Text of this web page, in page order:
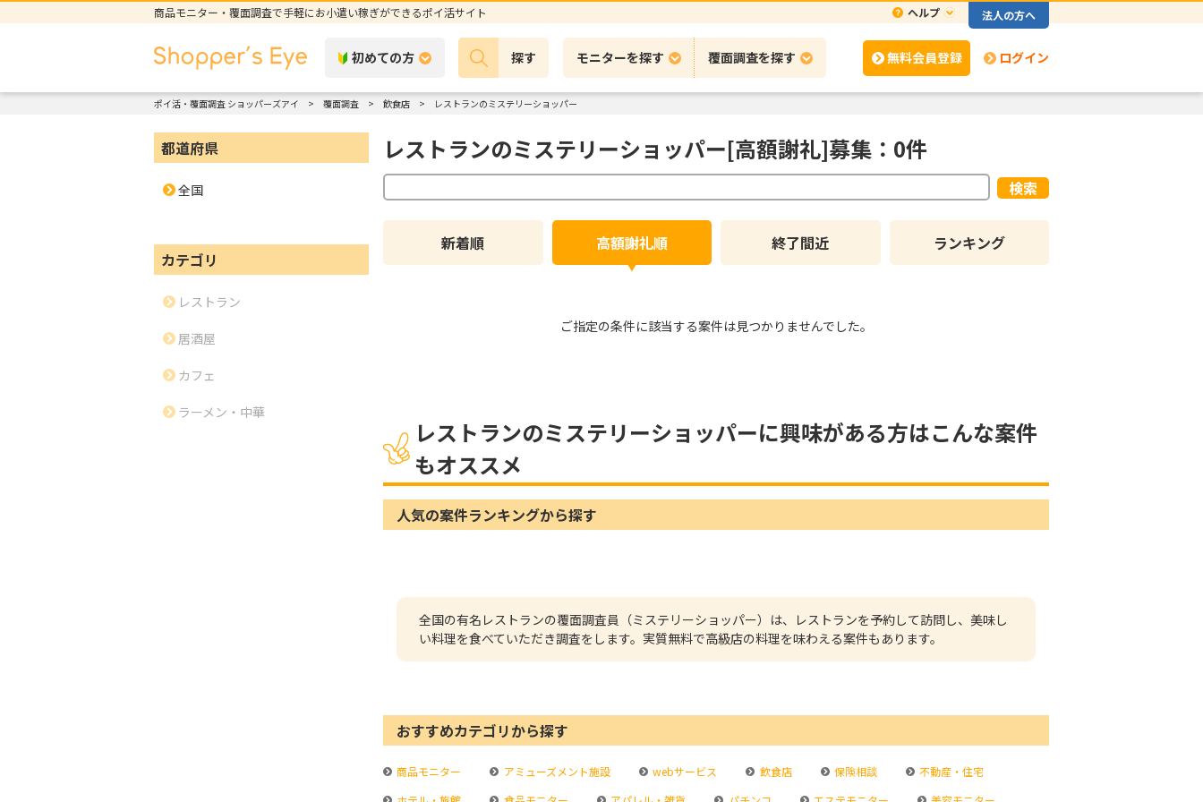
商品モニター・覆面調査で手軽にお小遣い稼ぎができるポイ活サイト ヘルプ 法人の方へ
初めての方 探す モニターを探す 覆面調査を探す 無料会員登録 ログイン
ポイ活・覆面調査 ショッパーズアイ 覆面調査 飲食店 レストランのミステリーショッパー
都道府県
全国
カテゴリ
レストラン
居酒屋
カフェ
ラーメン・中華
レストランのミステリーショッパー[高額謝礼]募集：0件
検索
新着順 高額謝礼順 終了間近 ランキング
ご指定の条件に該当する案件は見つかりませんでした。
レストランのミステリーショッパーに興味がある方はこんな案件
もオススメ
人気の案件ランキングから探す
全国の有名レストランの覆面調査員（ミステリーショッパー）は、レストランを予約して訪問し、美味し
い料理を食べていただき調査をします。実質無料で高級店の料理を味わえる案件もあります。
おすすめカテゴリから探す
商品モニター アミューズメント施設 webサービス 飲食店 保険相談
不動産・住宅